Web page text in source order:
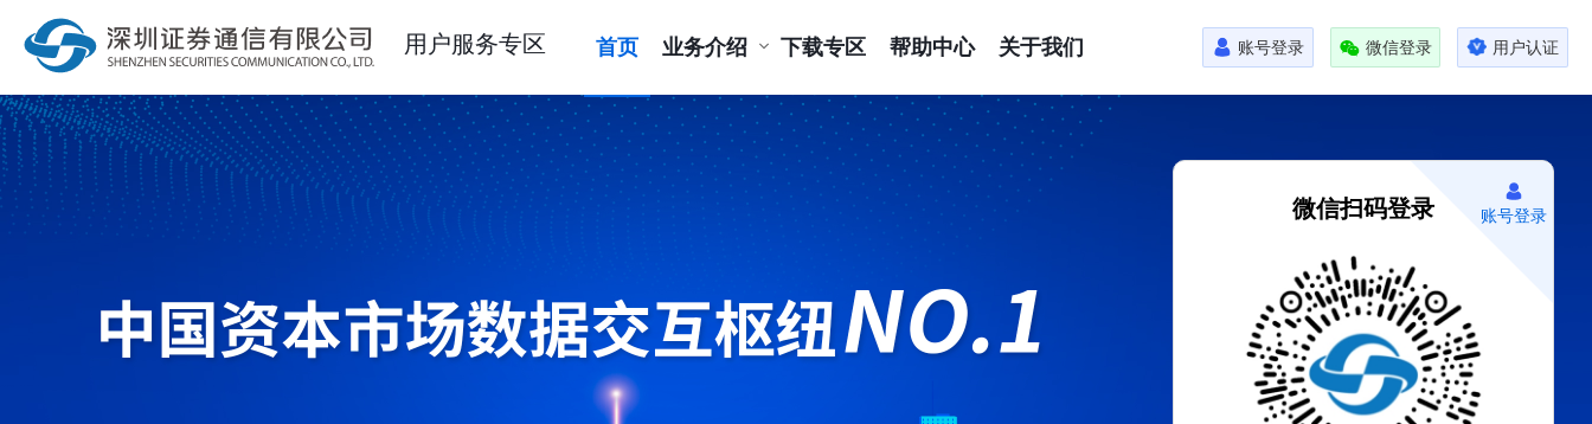
用户服务专区 首页 业务介绍 下载专区 帮助中心 关于我们 账号登录 微信登录 用户认证
账号登录
微信扫码登录